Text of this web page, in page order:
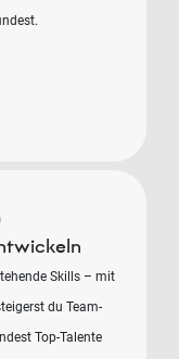
Skills – mit
du Team-
Top-Talente